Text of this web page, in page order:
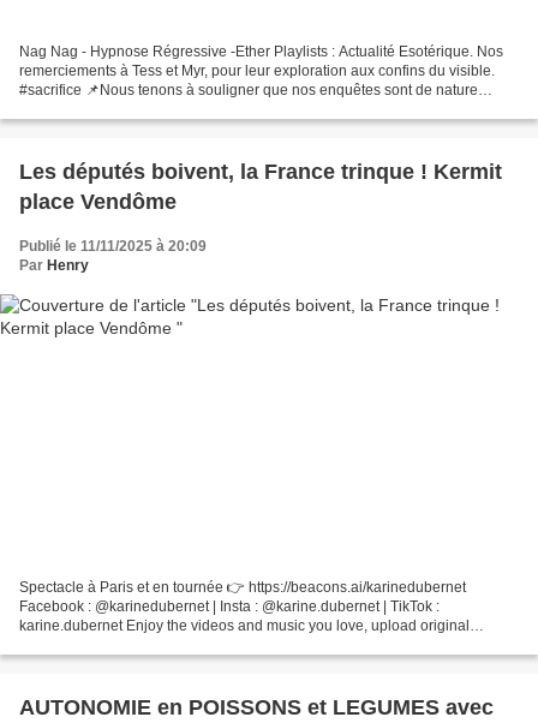
Nag Nag - Hypnose Régressive -Ether Playlists : Actualité Esotérique. Nos
remerciements à Tess et Myr, pour leur exploration aux confins du visible.
#sacrifice 📌Nous tenons à souligner que nos enquêtes sont de nature
Les députés boivent, la France trinque ! Kermit
place Vendôme
Publié le 11/11/2025 à 20:09
Par Henry
Spectacle à Paris et en tournée 👉 https://beacons.ai/karinedubernet
Facebook : @karinedubernet | Insta : @karine.dubernet | TikTok :
karine.dubernet Enjoy the videos and music you love, upload original
AUTONOMIE en POISSONS et LEGUMES avec